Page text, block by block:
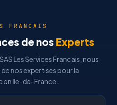
FRANCAIS
de nos Experts
Les Services Francais, nous
nos expertises pour la
Ile-de-France.